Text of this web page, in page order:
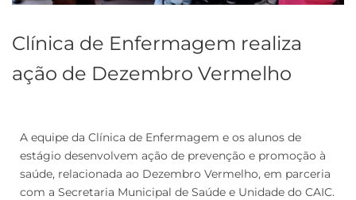
Clínica de Enfermagem realiza
ação de Dezembro Vermelho
A equipe da Clínica de Enfermagem e os alunos de
estágio desenvolvem ação de prevenção e promoção à
saúde, relacionada ao Dezembro Vermelho, em parceria
com a Secretaria Municipal de Saúde e Unidade do CAIC.